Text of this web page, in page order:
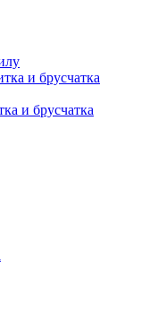
и брусчатка
и брусчатка